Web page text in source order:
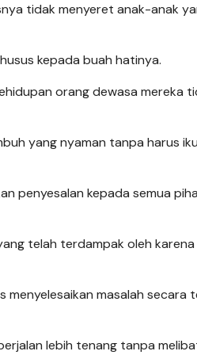
tidak menyeret anak-anak
kepada buah hatinya.
orang dewasa mereka
yang nyaman tanpa harus
penyesalan kepada semua
telah terdampak oleh karena
menyelesaikan masalah secara
lebih tenang tanpa